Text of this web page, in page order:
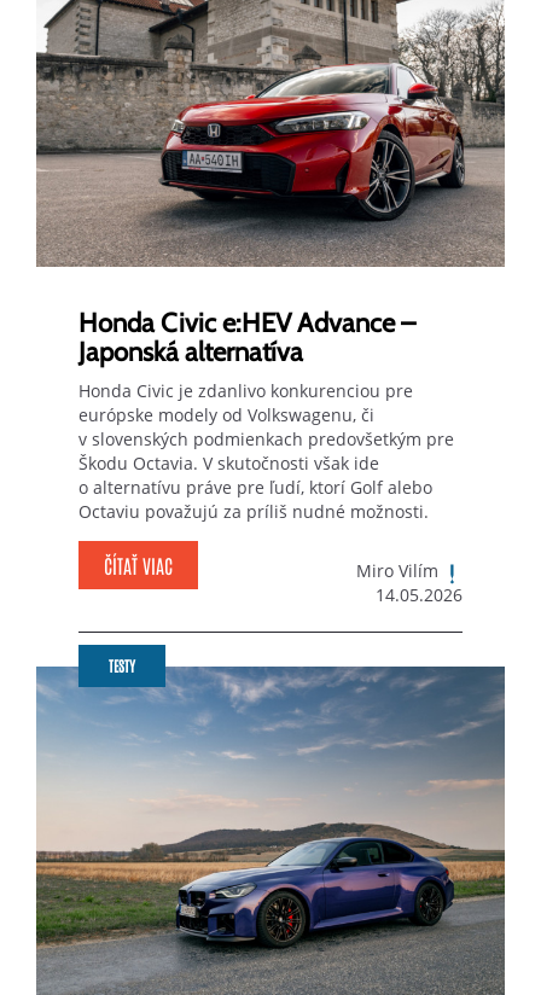
Honda Civic e:HEV Advance –
Japonská alternatíva
Honda Civic je zdanlivo konkurenciou pre
európske modely od Volkswagenu, či
v slovenských podmienkach predovšetkým pre
Škodu Octavia. V skutočnosti však ide
o alternatívu práve pre ľudí, ktorí Golf alebo
Octaviu považujú za príliš nudné možnosti.
ČÍTAŤ VIAC
Miro Vilím
14.05.2026
TESTY